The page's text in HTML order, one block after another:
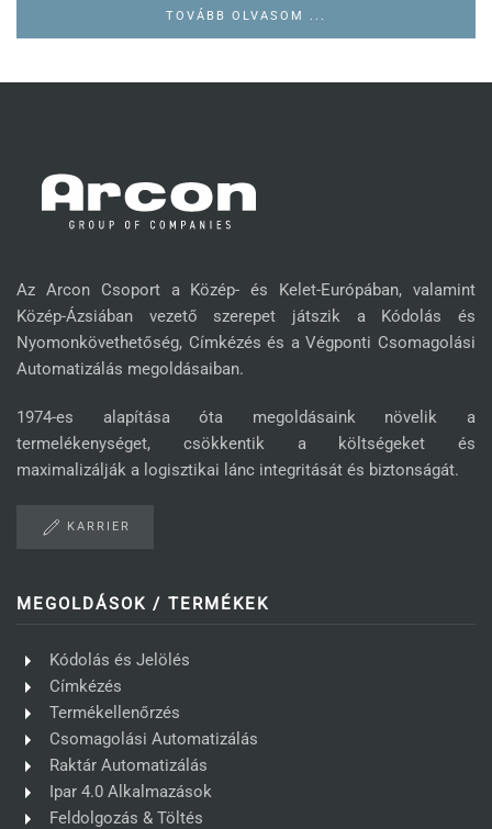
TOVÁBB OLVASOM ...
Az Arcon Csoport a Közép- és Kelet-Európában, valamint
Közép-Ázsiában vezető szerepet játszik a Kódolás és
Nyomonkövethetőség, Címkézés és a Végponti Csomagolási
Automatizálás megoldásaiban.
1974-es alapítása óta megoldásaink növelik a
termelékenységet, csökkentik a költségeket és
maximalizálják a logisztikai lánc integritását és biztonságát.
KARRIER
MEGOLDÁSOK / TERMÉKEK
Kódolás és Jelölés
Címkézés
Termékellenőrzés
Csomagolási Automatizálás
Raktár Automatizálás
Ipar 4.0 Alkalmazások
Feldolgozás & Töltés